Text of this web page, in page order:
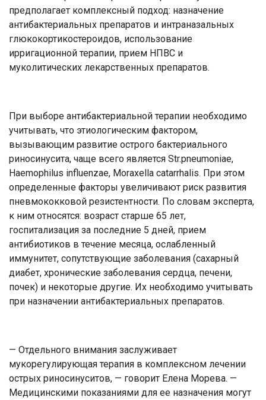
предполагает комплексный подход: назначение
антибактериальных препаратов и интраназальных
глюкокортикостероидов, использование
ирригационной терапии, прием НПВС и
муколитических лекарственных препаратов.
При выборе антибактериальной терапии необходимо
учитывать, что этиологическим фактором,
вызывающим развитие острого бактериального
риносинусита, чаще всего является Str.pneumoniae,
Haemophilus influenzae, Moraxella catarrhalis. При этом
определенные факторы увеличивают риск развития
пневмококковой резистентности. По словам эксперта,
к ним относятся: возраст старше 65 лет,
госпитализация за последние 5 дней, прием
антибиотиков в течение месяца, ослабленный
иммунитет, сопутствующие заболевания (сахарный
диабет, хронические заболевания сердца, печени,
почек) и некоторые другие. Их необходимо учитывать
при назначении антибактериальных препаратов.
— Отдельного внимания заслуживает
мукорегулирующая терапия в комплексном лечении
острых риносинуситов, — говорит Елена Морева. —
Медицинскими показаниями для ее назначения могут